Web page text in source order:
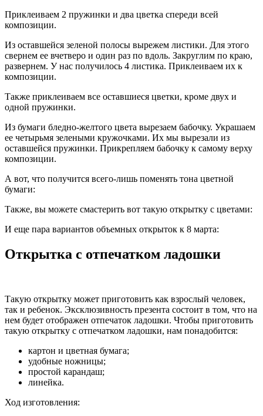
Приклеиваем 2 пружинки и два цветка спереди всей
композиции.
Из оставшейся зеленой полосы вырежем листики. Для этого
свернем ее вчетверо и один раз по вдоль. Закруглим по краю,
развернем. У нас получилось 4 листика. Приклеиваем их к
композиции.
Также приклеиваем все оставшиеся цветки, кроме двух и
одной пружинки.
Из бумаги бледно-желтого цвета вырезаем бабочку. Украшаем
ее четырьмя зелеными кружочками. Их мы вырезали из
оставшейся пружинки. Прикрепляем бабочку к самому верху
композиции.
А вот, что получится всего-лишь поменять тона цветной
бумаги:
Также, вы можете смастерить вот такую открытку с цветами:
И еще пара вариантов объемных открыток к 8 марта:
Открытка с отпечатком ладошки
Такую открытку может приготовить как взрослый человек,
так и ребенок. Эксклюзивность презента состоит в том, что на
нем будет отображен отпечаток ладошки. Чтобы приготовить
такую открытку с отпечатком ладошки, нам понадобится:
картон и цветная бумага;
удобные ножницы;
простой карандаш;
линейка.
Ход изготовления: